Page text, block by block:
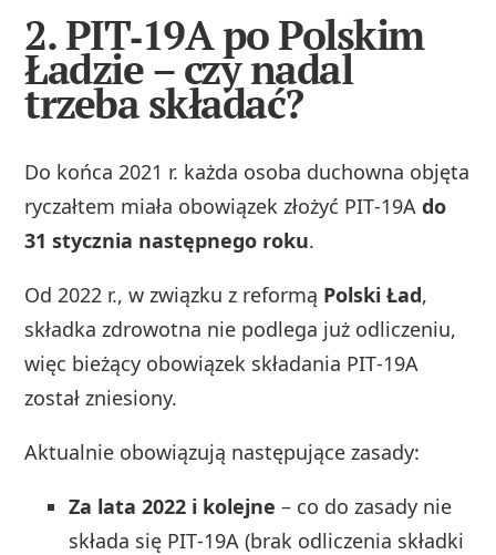
2. PIT‑19A po Polskim
Ładzie – czy nadal
trzeba składać?
Do końca 2021 r. każda osoba duchowna objęta
ryczałtem miała obowiązek złożyć PIT‑19Ado
31 stycznia następnego roku.
Od 2022 r., w związku z reformą Polski Ład,
składka zdrowotna nie podlega już odliczeniu,
więc bieżący obowiązek składania PIT‑19A
został zniesiony.
Aktualnie obowiązują następujące zasady:
Za lata 2022 i kolejne – co do zasady nie
składa się PIT‑19A (brak odliczenia składki